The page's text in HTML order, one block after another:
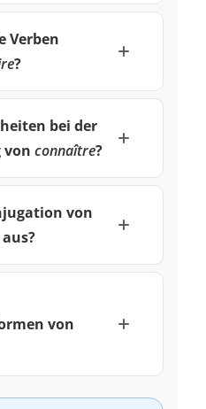
Verben
?
bei der
von connaître?
von
von